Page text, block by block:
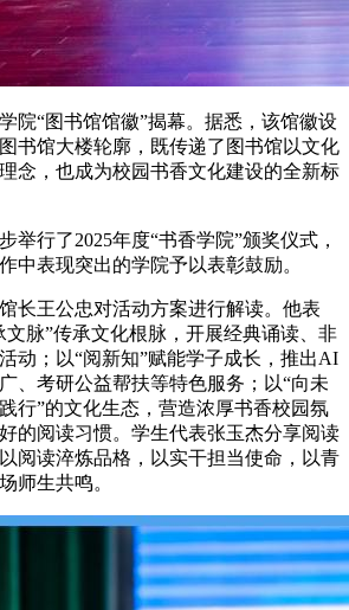
院“图书馆馆徽”揭幕。据悉，该馆徽设
书馆大楼轮廓，既传递了图书馆以文化
念，也成为校园书香文化建设的全新标
举行了2025年度“书香学院”颁奖仪式，
中表现突出的学院予以表彰鼓励。
长王公忠对活动方案进行解读。他表
文脉”传承文化根脉，开展经典诵读、非
动；以“阅新知”赋能学子成长，推出AI
、考研公益帮扶等特色服务；以“向未
行”的文化生态，营造浓厚书香校园氛
的阅读习惯。学生代表张玉杰分享阅读
阅读淬炼品格，以实干担当使命，以青
师生共鸣。